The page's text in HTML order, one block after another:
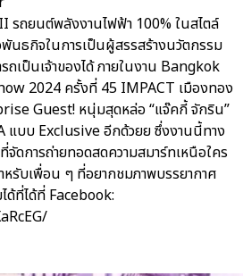
รถยนต์พลังงานไฟฟ้า 100% ในสไตล์
นธกิจในการเป็นผู้สรรสร้างนวัตกรรม
เป็นเจ้าของได้ ภายในงาน Bangkok
2024 ครั้งที่ 45 IMPACT เมืองทอง
Guest! หนุ่มสุดหล่อ “แจ๊คกี้ จักริน”
แบบ Exclusive อีกด้วยย ซึ่งงานนี้ทาง
จัดการถ่ายทอดสดความสมาร์ทเหนือใคร
รับเพื่อน ๆ ที่อยากชมภาพบรรยากาศ
ด้ที่ได้ที่ Facebook: